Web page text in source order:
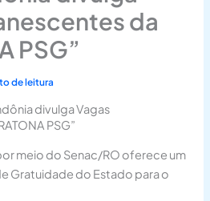
da
PSG”
de leitura
divulga Vagas
PSG”
meio do Senac/RO oferece um
Gratuidade do Estado para o